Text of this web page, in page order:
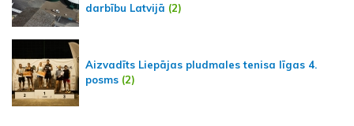
darbību Latvijā (2)
Aizvadīts Liepājas pludmales tenisa līgas 4.
posms (2)